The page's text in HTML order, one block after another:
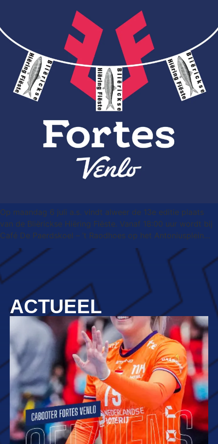
Op maandag 6 juli a.s. vindt alweer de 13e editie plaats
van de Bliërickse Hiëring Fiëste. Vanaf 18:00 uur wordt bij
Café De Paerdskoel – ’t Raodhoes op het Antoniusplein…
ACTUEEL